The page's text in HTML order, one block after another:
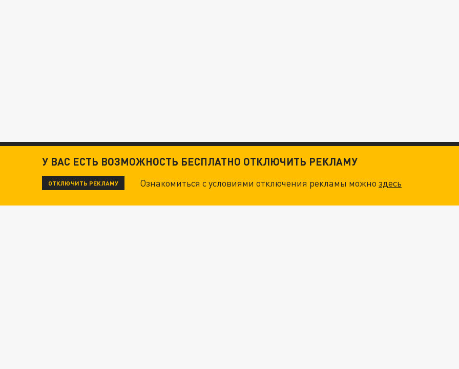
У ВАС ЕСТЬ ВОЗМОЖНОСТЬ БЕСПЛАТНО ОТКЛЮЧИТЬ РЕКЛАМУ
ОТКЛЮЧИТЬ РЕКЛАМУ Ознакомиться с условиями отключения рекламы можноздесь